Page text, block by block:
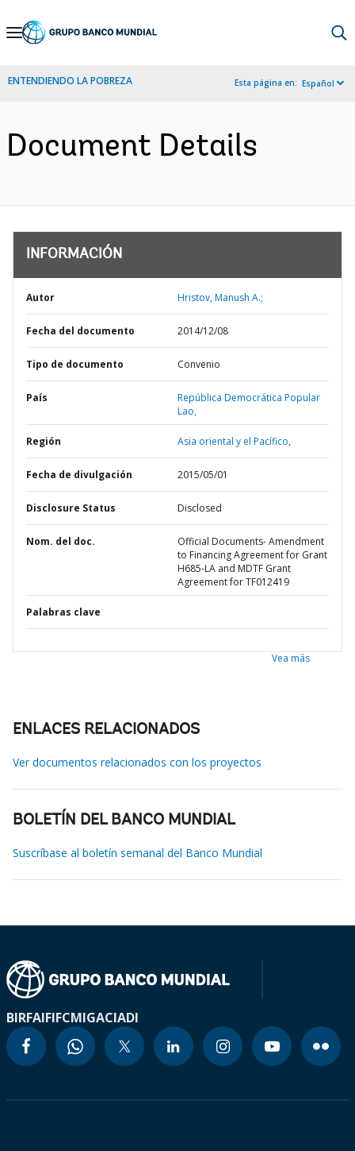
Skip
Navigation
ENTENDIENDO LA POBREZA Esta página en: Español
Document Details
INFORMACIÓN
Autor Hristov, Manush A.;
Fecha del documento 2014/12/08
Tipo de documento Convenio
País
República Democrática Popular
Lao,
Región Asia oriental y el Pacífico,
Fecha de divulgación 2015/05/01
Disclosure Status Disclosed
Nom. del doc.
Official Documents- Amendment
to Financing Agreement for Grant
H685-LA and MDTF Grant
Agreement for TF012419
Palabras clave
Vea más
ENLACES RELACIONADOS
Ver documentos relacionados con los proyectos
BOLETÍN DEL BANCO MUNDIAL
Suscríbase al boletín semanal del Banco Mundial
BIRFAIFIFCMIGACIADI